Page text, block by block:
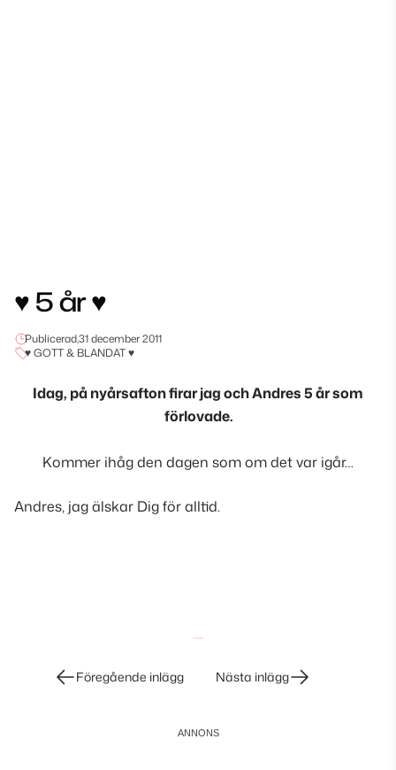
♥ 5 år ♥
Publicerad,31 december 2011
♥ GOTT & BLANDAT ♥
Idag, på nyårsafton firar jag och Andres 5 år som
förlovade.
Kommer ihåg den dagen som om det var igår…
Andres, jag älskar Dig för alltid.
InläggsnavigeringFöregående inlägg Nästa inlägg